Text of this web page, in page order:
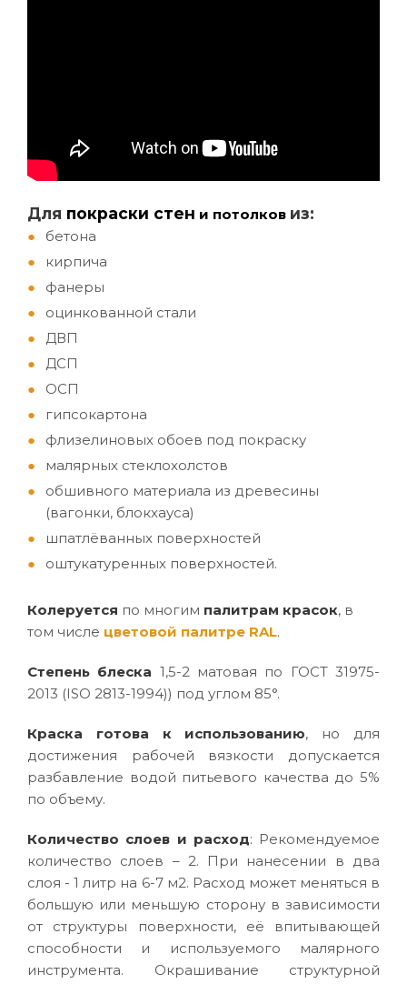
Для покраски стен и потолков из:
бетона
кирпича
фанеры
оцинкованной стали
ДВП
ДСП
ОСП
гипсокартона
флизелиновых обоев под покраску
малярных стеклохолстов
обшивного материала из древесины
(вагонки, блокхауса)
шпатлёванных поверхностей
оштукатуренных поверхностей.
Колеруется по многим палитрам красок, в
том числе цветовой палитре RAL.
Степень блеска 1,5-2 матовая по ГОСТ 31975-
2013 (ISO 2813-1994)) под углом 85°.
Краска готова к использованию, но для
достижения рабочей вязкости допускается
разбавление водой питьевого качества до 5%
по объему.
Количество слоев и расход: Рекомендуемое
количество слоев – 2. При нанесении в два
слоя - 1 литр на 6-7 м2. Расход может меняться в
большую или меньшую сторону в зависимости
от структуры поверхности, её впитывающей
способности и используемого малярного
инструмента. Окрашивание структурной